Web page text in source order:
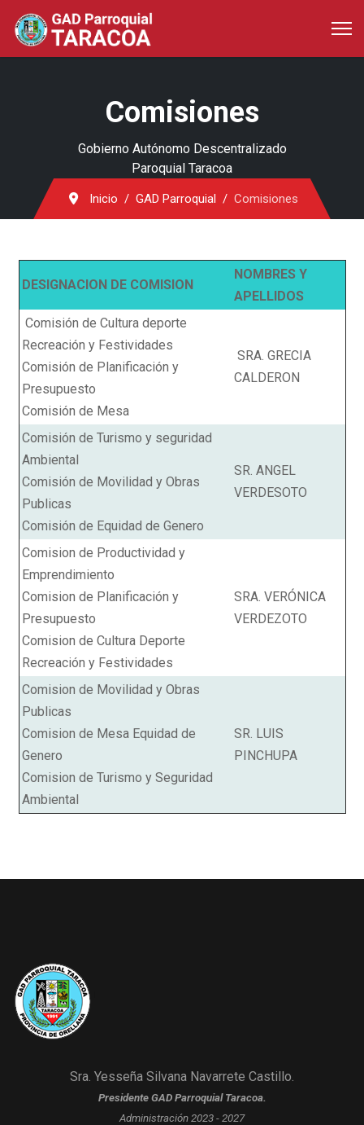
Comisiones
Gobierno Autónomo Descentralizado
Paroquial Taracoa
Inicio GAD Parroquial Comisiones
DESIGNACION DE COMISION
NOMBRES Y
APELLIDOS
Comisión de Cultura deporte
Recreación y Festividades
Comisión de Planificación y
Presupuesto
Comisión de Mesa
SRA. GRECIA
CALDERON
Comisión de Turismo y seguridad
Ambiental
Comisión de Movilidad y Obras
Publicas
Comisión de Equidad de Genero
SR. ANGEL
VERDESOTO
Comision de Productividad y
Emprendimiento
Comision de Planificación y
Presupuesto
Comision de Cultura Deporte
Recreación y Festividades
SRA. VERÓNICA
VERDEZOTO
Comision de Movilidad y Obras
Publicas
Comision de Mesa Equidad de
Genero
Comision de Turismo y Seguridad
Ambiental
SR. LUIS
PINCHUPA
Sra. Yesseña Silvana Navarrete Castillo.
Presidente GAD Parroquial Taracoa.
Administración 2023 - 2027